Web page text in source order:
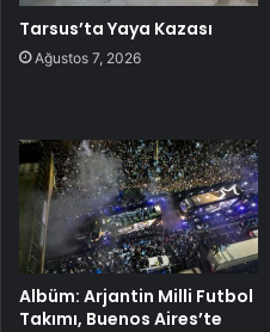
Tarsus’ta Yaya Kazası
Ağustos 7, 2026
Albüm: Arjantin Milli Futbol
Takımı, Buenos Aires’te